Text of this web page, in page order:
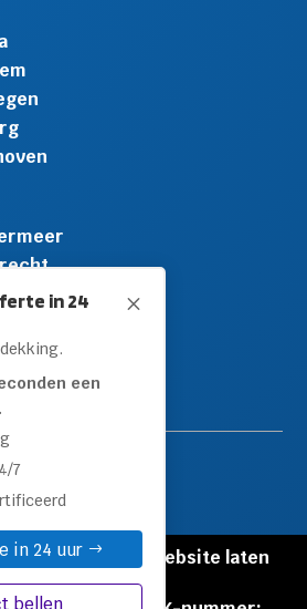
M
in 24
een
7
in 24 uur
bellen
Kwartier |
Website laten
door Flexamedia